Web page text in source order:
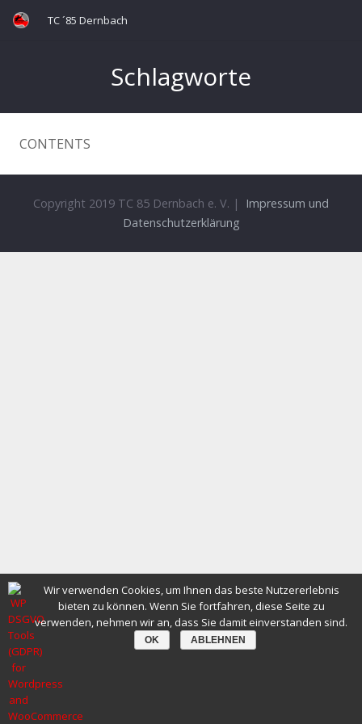
TC ´85 Dernbach
Schlagworte
CONTENTS
Copyright 2019 TC 85 Dernbach e. V. |
Impressum und
Datenschutzerklärung
Wir verwenden Cookies, um Ihnen das beste Nutzererlebnis
bieten zu können. Wenn Sie fortfahren, diese Seite zu
verwenden, nehmen wir an, dass Sie damit einverstanden sind.
OK ABLEHNEN